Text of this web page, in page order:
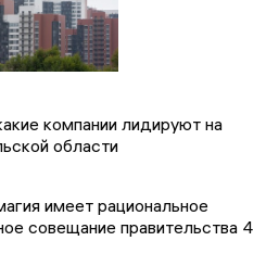
компании лидируют на
области
имеет рациональное
совещание правительства 4